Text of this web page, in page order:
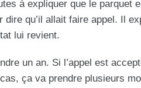
à expliquer que le parquet
dire qu’il allait faire appel. Il
lui revient.
un an. Si l’appel est
ça va prendre plusieurs